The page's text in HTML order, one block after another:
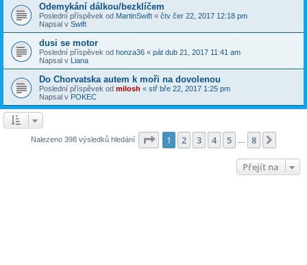
Odemykání dálkou/bezklíčem
Poslední příspěvek od MartinSwift « čtv čer 22, 2017 12:18 pm
Napsal v Swift
dusi se motor
Poslední příspěvek od honza36 « pát dub 21, 2017 11:41 am
Napsal v Liana
Do Chorvatska autem k moři na dovolenou
Poslední příspěvek od milosh « stř bře 22, 2017 1:25 pm
Napsal v POKEC
Nalezeno 398 výsledků hledání Stránka z
1 2 3 4 5 8
Přejít na